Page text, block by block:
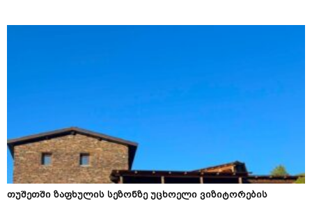
თუშეთში ზაფხულის სეზონზე უცხოელი ვიზიტორების